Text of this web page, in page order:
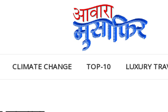
CLIMATE CHANGE TOP-10 LUXURY